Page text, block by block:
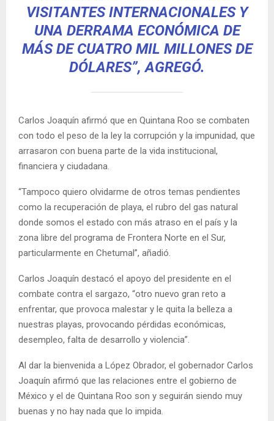
VISITANTES INTERNACIONALES Y
UNA DERRAMA ECONÓMICA DE
MÁS DE CUATRO MIL MILLONES DE
DÓLARES”, AGREGÓ.
Carlos Joaquín afirmó que en Quintana Roo se combaten
con todo el peso de la ley la corrupción y la impunidad, que
arrasaron con buena parte de la vida institucional,
financiera y ciudadana.
“Tampoco quiero olvidarme de otros temas pendientes
como la recuperación de playa, el rubro del gas natural
donde somos el estado con más atraso en el país y la
zona libre del programa de Frontera Norte en el Sur,
particularmente en Chetumal”, añadió.
Carlos Joaquín destacó el apoyo del presidente en el
combate contra el sargazo, “otro nuevo gran reto a
enfrentar, que provoca malestar y le quita la belleza a
nuestras playas, provocando pérdidas económicas,
desempleo, falta de desarrollo y violencia”.
Al dar la bienvenida a López Obrador, el gobernador Carlos
Joaquín afirmó que las relaciones entre el gobierno de
México y el de Quintana Roo son y seguirán siendo muy
buenas y no hay nada que lo impida.